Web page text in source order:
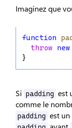
Imaginez que
function
throw new
}
Si padding est
comme le
padding est un